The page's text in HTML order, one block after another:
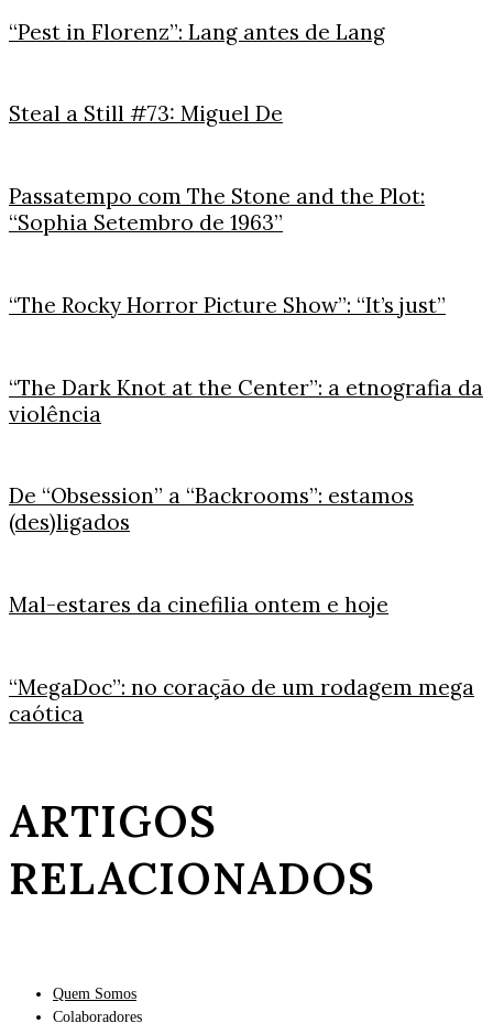
“Pest in Florenz”: Lang antes de Lang
Steal a Still #73: Miguel De
Passatempo com The Stone and the Plot:
“Sophia Setembro de 1963”
“The Rocky Horror Picture Show”: “It’s just”
“The Dark Knot at the Center”: a etnografia da
violência
De “Obsession” a “Backrooms”: estamos
(des)ligados
Mal-estares da cinefilia ontem e hoje
“MegaDoc”: no coração de um rodagem mega
caótica
ARTIGOS
RELACIONADOS
Quem Somos
Colaboradores